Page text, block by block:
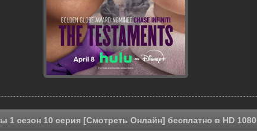
1 сезон 10 серия [Смотреть Онлайн] бесплатно в HD 1080